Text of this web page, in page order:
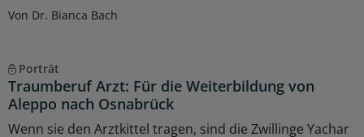
Von Dr. Bianca Bach
Porträt
Traumberuf Arzt: Für die Weiterbildung von
Aleppo nach Osnabrück
Wenn sie den Arztkittel tragen, sind die Zwillinge Yachar